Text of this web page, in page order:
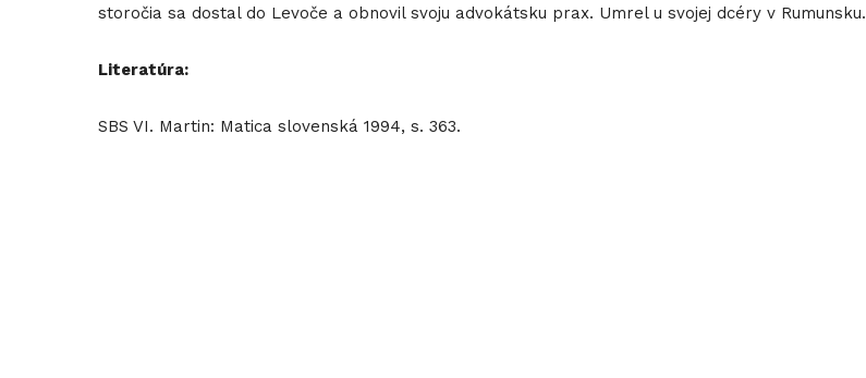
storočia sa dostal do Levoče a obnovil svoju advokátsku prax. Umrel u svojej dcéry v Rumunsku.
Literatúra:
SBS VI. Martin: Matica slovenská 1994, s. 363.